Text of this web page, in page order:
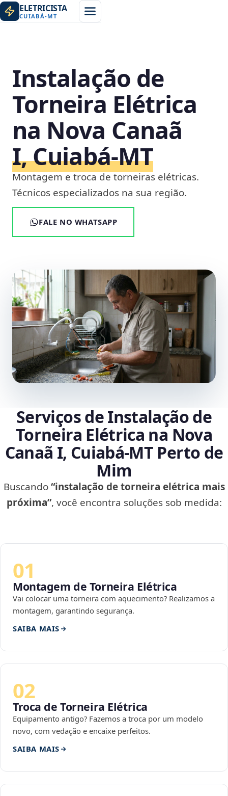
ELETRICISTA
CUIABÁ-MT
Instalação de
Torneira Elétrica
na Nova Canaã
I, Cuiabá‑MT
Montagem e troca de torneiras elétricas.
Técnicos especializados na sua região.
FALE NO WHATSAPP
Serviços de Instalação de
Torneira Elétrica na Nova
Canaã I, Cuiabá‑MT Perto de
Mim
Buscando“instalação de torneira elétrica mais
próxima”, você encontra soluções sob medida:
01
Montagem de Torneira Elétrica
Vai colocar uma torneira com aquecimento? Realizamos a
montagem, garantindo segurança.
SAIBA MAIS
02
Troca de Torneira Elétrica
Equipamento antigo? Fazemos a troca por um modelo
novo, com vedação e encaixe perfeitos.
SAIBA MAIS